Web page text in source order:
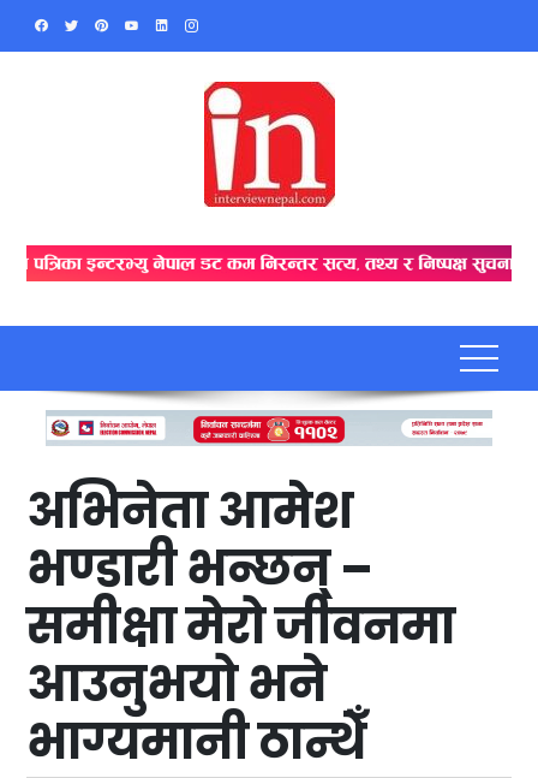
Skip
अभिनेता आमेश
भण्डारी भन्छन् –
समीक्षा मेरो जीवनमा
आउनुभयो भने
भाग्यमानी ठान्थेँ